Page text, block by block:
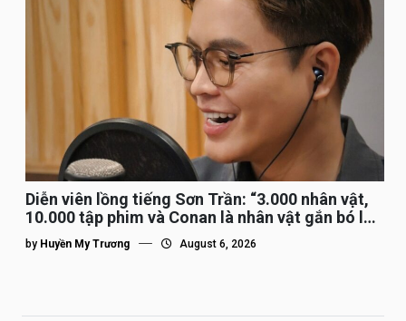
Diễn viên lồng tiếng Sơn Trần: “3.000 nhân vật,
10.000 tập phim và Conan là nhân vật gắn bó lâu
nhất”
by Huyền My Trương August 6, 2026